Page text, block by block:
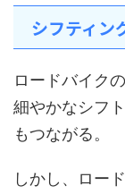
シフティン
ロードバイク
細やかなシフ
もつながる。
しかし、ロー